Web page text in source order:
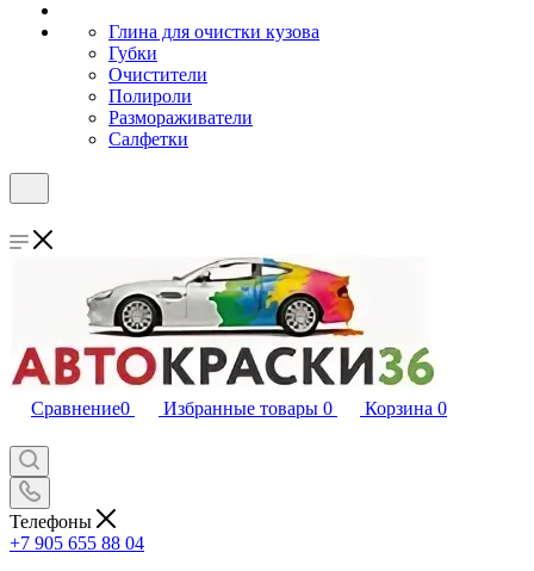
Глина для очистки кузова
Губки
Очистители
Полироли
Размораживатели
Салфетки
Сравнение0 Избранные товары 0 Корзина 0
Телефоны
+7 905 655 88 04